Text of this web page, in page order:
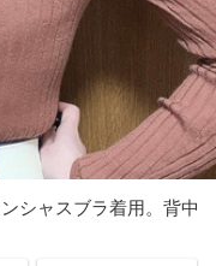
シャスブラ着用。背中